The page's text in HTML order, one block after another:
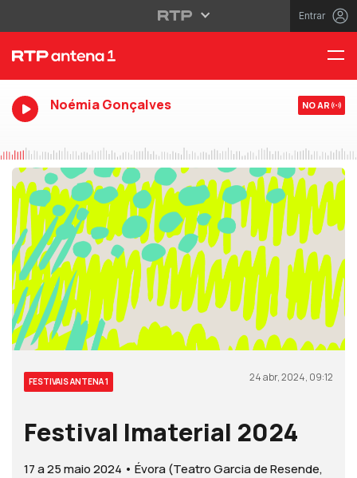
Entrar
Noémia Gonçalves NO AR
FESTIVAIS ANTENA 1 24 abr, 2024, 09:12
Festival Imaterial 2024
17 a 25 maio 2024 • Évora (Teatro Garcia de Resende,